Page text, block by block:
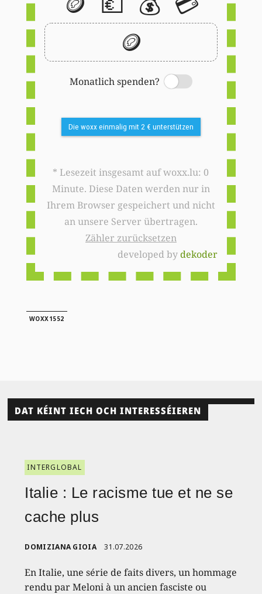
🪙
Monatlich spenden?
Switch
Die woxx einmalig mit 2 € unterstützen
* Lesezeit insgesamt auf woxx.lu: 0
Minute. Diese Daten werden nur in
Ihrem Browser gespeichert und nicht
an unsere Server übertragen.
Zähler zurücksetzen
developed bydekoder
WOXX1552
DAT KÉINT IECH OCH INTERESSÉIEREN
INTERGLOBAL
Italie : Le racisme tue et ne se
cache plus
DOMIZIANA GIOIA 31.07.2026
En Italie, une série de faits divers, un hommage
rendu par Meloni à un ancien fasciste ou